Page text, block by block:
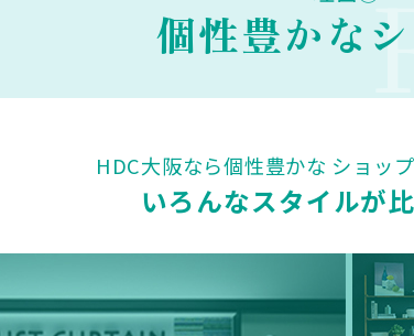
個性豊かな
HDC大阪なら個性豊かな ショッ
いろんなスタイルが